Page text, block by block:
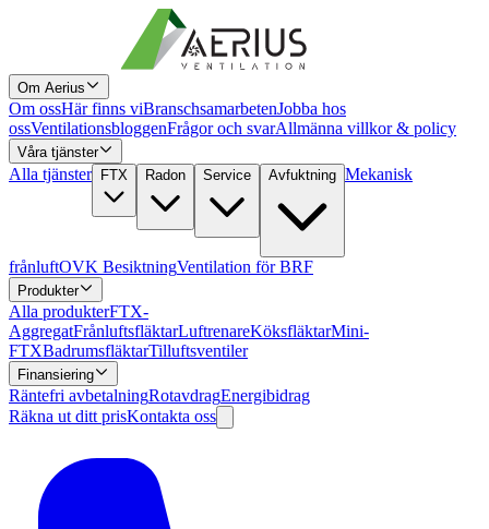
Om Aerius
Om ossHär finns viBranschsamarbetenJobba hos
ossVentilationsbloggenFrågor och svarAllmänna villkor & policy
Våra tjänster
Alla tjänster FTX Radon Service Avfuktning Mekanisk
frånluftOVK BesiktningVentilation för BRF
Produkter
Alla produkterFTX-
AggregatFrånluftsfläktarLuftrenareKöksfläktarMini-
FTXBadrumsfläktarTilluftsventiler
Finansiering
Räntefri avbetalningRotavdragEnergibidrag
Räkna ut ditt prisKontakta oss